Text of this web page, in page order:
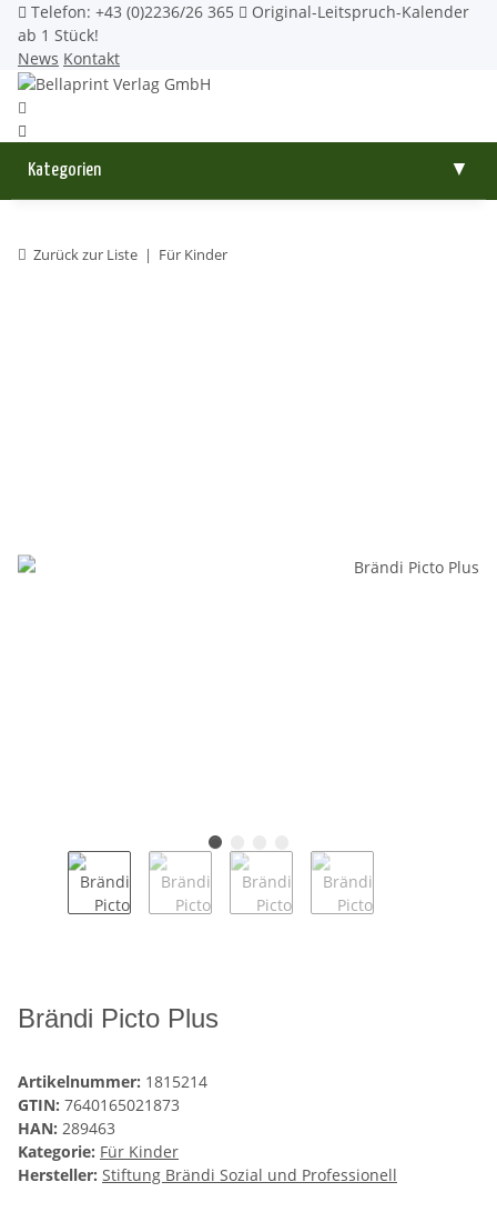
Telefon: +43 (0)2236/26 365
Original-Leitspruch-Kalender
ab 1 Stück!
News Kontakt
Kategorien ▼
Zurück zur Liste Für Kinder
Brändi Picto Plus
Artikelnummer: 1815214
GTIN: 7640165021873
HAN: 289463
Kategorie: Für Kinder
Hersteller: Stiftung Brändi Sozial und Professionell